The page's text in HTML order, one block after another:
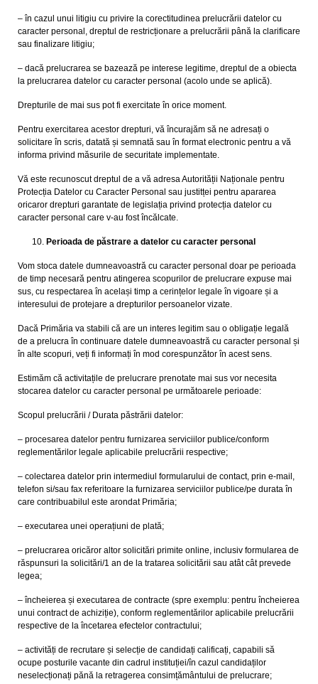
– în cazul unui litigiu cu privire la corectitudinea prelucrării datelor cu
caracter personal, dreptul de restricționare a prelucrării până la clarificare
sau finalizare litigiu;
– dacă prelucrarea se bazează pe interese legitime, dreptul de a obiecta
la prelucrarea datelor cu caracter personal (acolo unde se aplică).
Drepturile de mai sus pot fi exercitate în orice moment.
Pentru exercitarea acestor drepturi, vă încurajăm să ne adresați o
solicitare în scris, datată și semnată sau în format electronic pentru a vă
informa privind măsurile de securitate implementate.
Vă este recunoscut dreptul de a vă adresa Autorității Naționale pentru
Protecția Datelor cu Caracter Personal sau justitței pentru apararea
oricaror drepturi garantate de legislația privind protecția datelor cu
caracter personal care v-au fost încălcate.
Perioada de păstrare a datelor cu caracter personal
Vom stoca datele dumneavoastră cu caracter personal doar pe perioada
de timp necesară pentru atingerea scopurilor de prelucrare expuse mai
sus, cu respectarea în același timp a cerințelor legale în vigoare și a
interesului de protejare a drepturilor persoanelor vizate.
Dacă Primăria va stabili că are un interes legitim sau o obligație legală
de a prelucra în continuare datele dumneavoastră cu caracter personal și
în alte scopuri, veți fi informați în mod corespunzător în acest sens.
Estimăm că activitațile de prelucrare prenotate mai sus vor necesita
stocarea datelor cu caracter personal pe următoarele perioade:
Scopul prelucrării / Durata păstrării datelor:
– procesarea datelor pentru furnizarea serviciilor publice/conform
reglementărilor legale aplicabile prelucrării respective;
– colectarea datelor prin intermediul formularului de contact, prin e-mail,
telefon si/sau fax referitoare la furnizarea serviciilor publice/pe durata în
care contribuabilul este arondat Primăria;
– executarea unei operațiuni de plată;
– prelucrarea oricăror altor solicitări primite online, inclusiv formularea de
răspunsuri la solicitări/1 an de la tratarea solicitării sau atât cât prevede
legea;
– încheierea și executarea de contracte (spre exemplu: pentru încheierea
unui contract de achiziție), conform reglementărilor aplicabile prelucrării
respective de la încetarea efectelor contractului;
– activități de recrutare și selecție de candidați calificați, capabili să
ocupe posturile vacante din cadrul instituției/în cazul candidaților
neselecționați pănă la retragerea consimțământului de prelucrare;